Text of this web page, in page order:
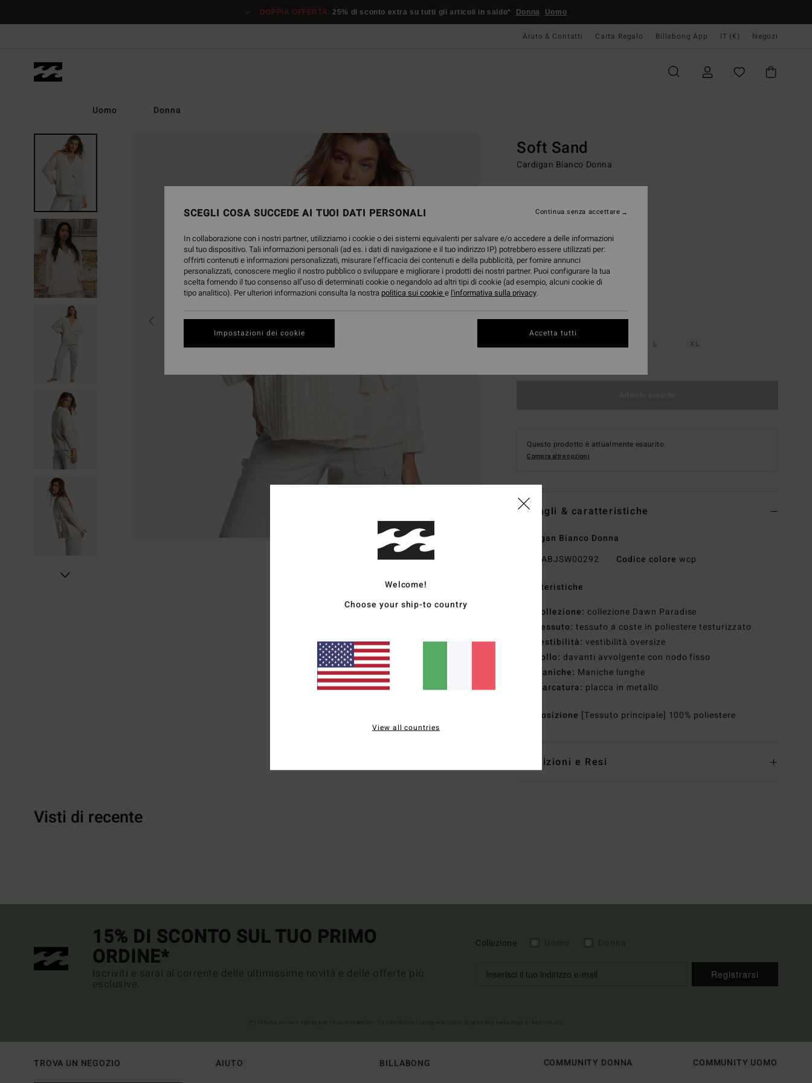
prodotto
DOPPIA OFFERTA 25% di sconto extra su tutti gli articoli in saldo* Donna Uomo
Aiuto & Contatti Carta Regalo Billabong App IT (€) Negozi
Uomo Donna
Soft Sand
Cardigan Bianco Donna
DOPPIA OFFERTA 25%
ColoriWhite Cap
L XL
Questo prodotto è attualmente esaurito.
Compra altre opzioni
Dettagli & caratteristiche
Cardigan Bianco Donna
ABJSW00292 Codice colore wcp
Caratteristiche
Collezione: collezione Dawn Paradise
Tessuto: tessuto a coste in poliestere testurizzato
vestibilità: vestibilità oversize
Collo: davanti avvolgente con nodo fisso
Maniche: Maniche lunghe
Marcatura: placca in metallo
Composizione [Tessuto principale] 100% poliestere
Spedizioni e Resi
Visti di recente
15% DI SCONTO SUL TUO PRIMO
ORDINE*
Iscriviti e sarai al corrente delle ultimissime novità e delle offerte più
esclusive.
Collezione
Registrarsi
TROVA UN NEGOZIO AIUTO BILLABONG COMMUNITY DONNA COMMUNITY UOMO
Welcome!
Choose your ship-to country
View all countries
SCEGLI COSA SUCCEDE AI TUOI DATI PERSONALI
In collaborazione con i nostri partner, utilizziamo i cookie o dei sistemi equivalenti per salvare e/o accedere a delle informazioni
sul tuo dispositivo. Tali informazioni personali (ad es. i dati di navigazione e il tuo indirizzo IP) potrebbero essere utilizzati per:
offrirti contenuti e informazioni personalizzati, misurare l’efficacia dei contenuti e della pubblicità, per fornire annunci
personalizzati, conoscere meglio il nostro pubblico o sviluppare e migliorare i prodotti dei nostri partner. Puoi configurare la tua
scelta fornendo il tuo consenso all’uso di determinati cookie o negandolo ad altri tipi di cookie (ad esempio, alcuni cookie di
tipo analitico). Per ulteriori informazioni consulta la nostra politica sui cookiee l'informativa sulla privacy.
Impostazioni dei cookie
Continua senza accettare
Accetta tutti